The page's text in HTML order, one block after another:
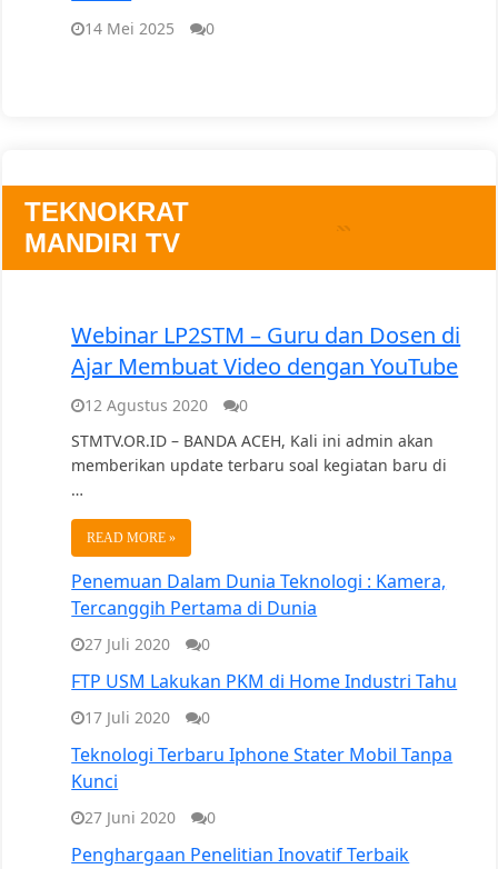
14 Mei 2025 0
TEKNOKRAT
MANDIRI TV
Webinar LP2STM – Guru dan Dosen di
Ajar Membuat Video dengan YouTube
12 Agustus 2020
0
STMTV.OR.ID – BANDA ACEH, Kali ini admin akan
memberikan update terbaru soal kegiatan baru di
…
READ MORE »
Penemuan Dalam Dunia Teknologi : Kamera,
Tercanggih Pertama di Dunia
27 Juli 2020 0
FTP USM Lakukan PKM di Home Industri Tahu
17 Juli 2020 0
Teknologi Terbaru Iphone Stater Mobil Tanpa
Kunci
27 Juni 2020 0
Penghargaan Penelitian Inovatif Terbaik